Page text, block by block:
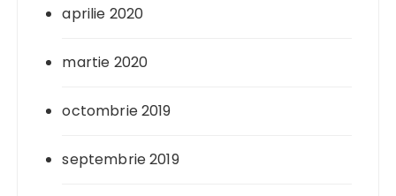
aprilie 2020
martie 2020
octombrie 2019
septembrie 2019